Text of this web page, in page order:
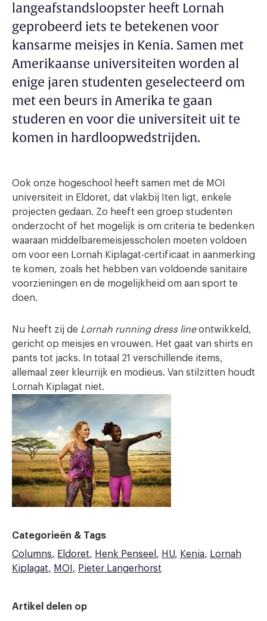
langeafstandsloopster heeft Lornah
geprobeerd iets te betekenen voor
kansarme meisjes in Kenia. Samen met
Amerikaanse universiteiten worden al
enige jaren studenten geselecteerd om
met een beurs in Amerika te gaan
studeren en voor die universiteit uit te
komen in hardloopwedstrijden.
Ook onze hogeschool heeft samen met de MOI
universiteit in Eldoret, dat vlakbij Iten ligt, enkele
projecten gedaan. Zo heeft een groep studenten
onderzocht of het mogelijk is om criteria te bedenken
waaraan middelbaremeisjesscholen moeten voldoen
om voor een Lornah Kiplagat-certificaat in aanmerking
te komen, zoals het hebben van voldoende sanitaire
voorzieningen en de mogelijkheid om aan sport te
doen.
Nu heeft zij de Lornah running dress lineontwikkeld,
gericht op meisjes en vrouwen. Het gaat van shirts en
pants tot jacks. In totaal 21 verschillende items,
allemaal zeer kleurrijk en modieus. Van stilzitten houdt
Lornah Kiplagat niet.
Categorieën & Tags
Columns
Eldoret Henk Penseel HU Kenia
Lornah
Kiplagat
MOI Pieter Langerhorst
Artikel delen op